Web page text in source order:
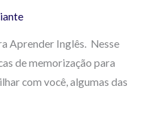
Aprender Inglês. Nesse
de memorização para
com você, algumas das